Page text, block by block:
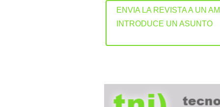
ENVIA LA REVISTA A UN
INTRODUCE UN ASUNTO